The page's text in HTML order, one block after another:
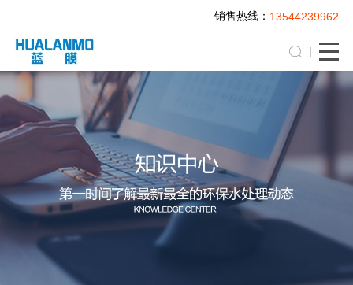
销售热线： 13544239962